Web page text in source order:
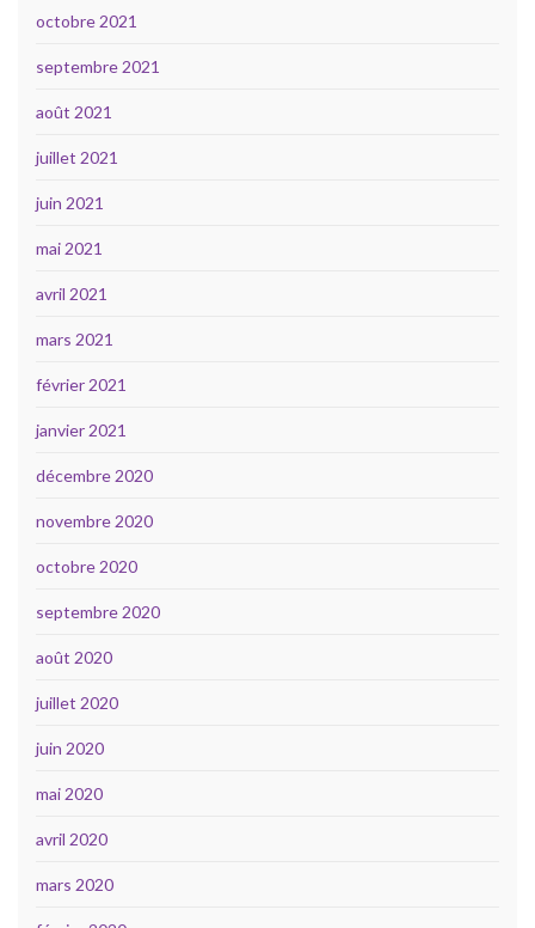
octobre 2021
septembre 2021
août 2021
juillet 2021
juin 2021
mai 2021
avril 2021
mars 2021
février 2021
janvier 2021
décembre 2020
novembre 2020
octobre 2020
septembre 2020
août 2020
juillet 2020
juin 2020
mai 2020
avril 2020
mars 2020